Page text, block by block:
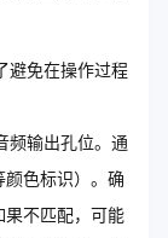
避免在操作过程
频输出孔位。通
色标识）。确
不匹配，可能